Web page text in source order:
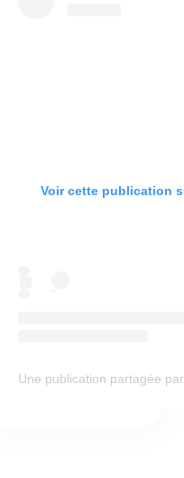
Voir cette publication
Une publication partagée